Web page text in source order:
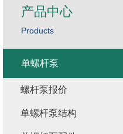
产品中心
Products
单螺杆泵
螺杆泵报价
单螺杆泵结构